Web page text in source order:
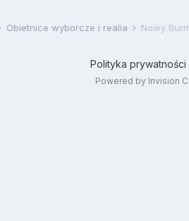
Obietnice wyborcze i realia Nowy
Polityka prywatności
Powered by Invision